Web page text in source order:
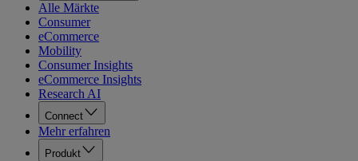
Alle Märkte
Consumer
eCommerce
Mobility
Consumer Insights
eCommerce Insights
Research AI
Connect
Mehr erfahren
Produkt